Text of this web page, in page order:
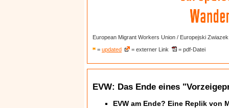
European Migrant Workers Union / Europejski
= updated = externer Link = pdf-Datei
EVW: Das Ende eines
EVW am Ende? Eine Replik von